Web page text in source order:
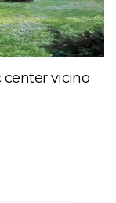
center vicino